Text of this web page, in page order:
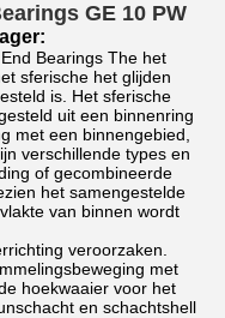
GE 10 PW
Bearings The het
sferische het glijden
is. Het sferische
uit een binnenring
met een binnengebied,
verschillende types en
of gecombineerde
het samengestelde
van binnen wordt
veroorzaken.
met
hoekwaaier voor het
en schachtshell